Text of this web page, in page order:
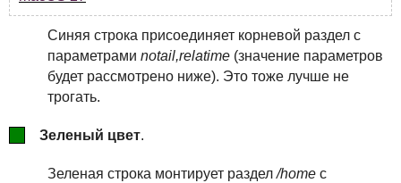
Синяя строка присоединяет корневой раздел с
параметрами notail,relatime(значение параметров
будет рассмотрено ниже). Это тоже лучше не
трогать.
Зеленый цвет.
Зеленая строка монтирует раздел/homeс